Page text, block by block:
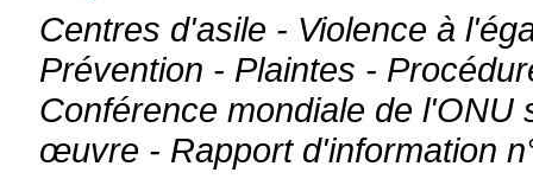
Centres d'asile - Violence à
Prévention - Plaintes -
Conférence mondiale de
œuvre - Rapport d'information